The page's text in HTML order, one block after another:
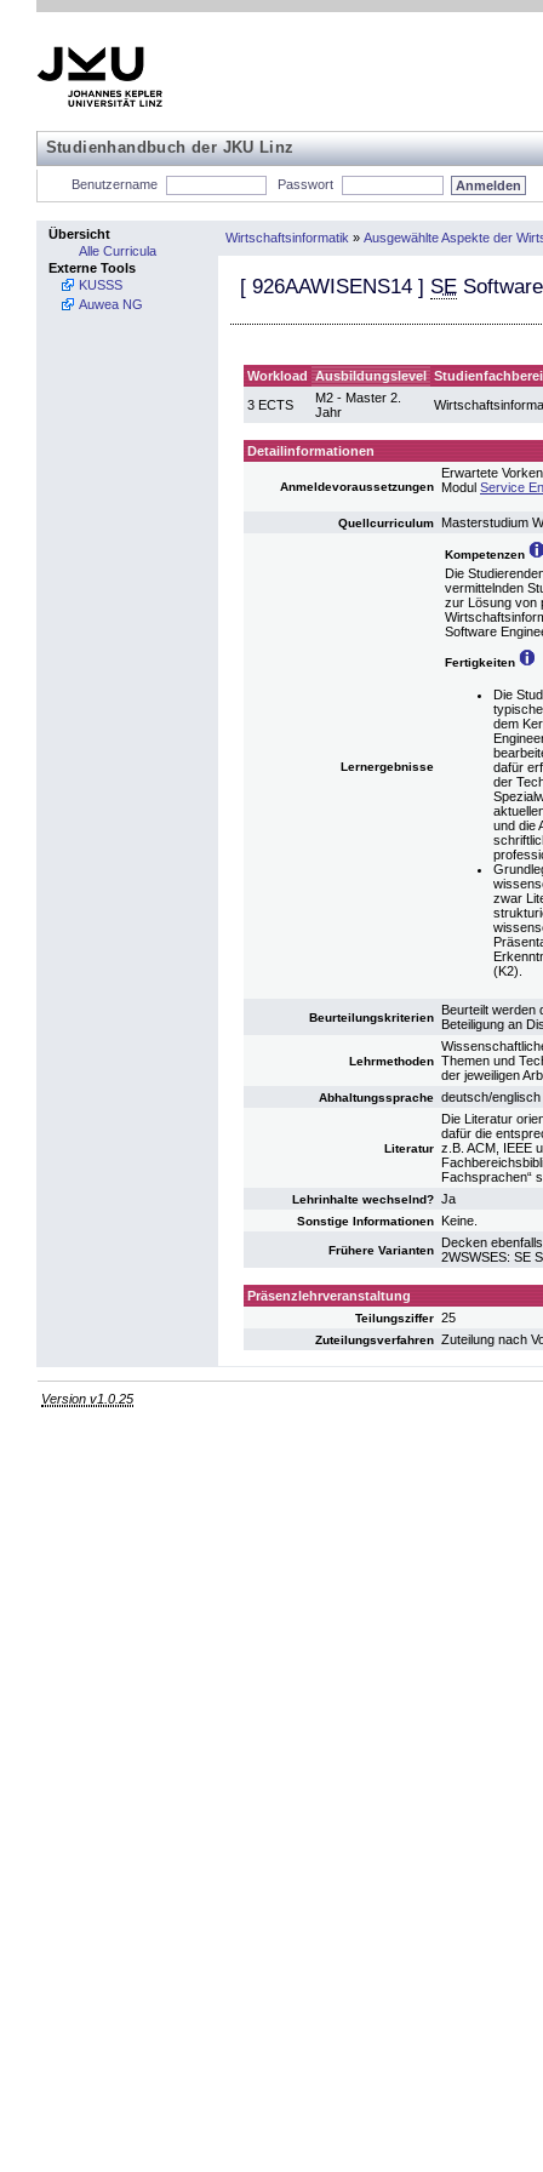
Studienhandbuch der JKU Linz
Benutzername Passwort
Übersicht
Alle Curricula
Externe Tools
KUSSS
Auwea NG
Wirtschaftsinformatik » Ausgewählte Aspekte der
[ 926AAWISENS14 ] SE
Workload Ausbildungslevel
3 ECTS
M2 - Master 2.
Jahr
Detailinformationen
Anmeldevoraussetzungen
Erwartete
Modul Service
Quellcurriculum Masterstudium
Lernergebnisse
Kompetenzen
Die
vermittelnden
zur Lösung von
Software
Fertigkeiten
Die
dem
dafür
der
und die
zwar
(K2).
Beurteilungskriterien
Beurteilt werden
Beteiligung an
Lehrmethoden Themen und
der jeweiligen
Abhaltungssprache deutsch/englisch
Literatur
Die Literatur
dafür die
z.B. ACM, IEEE
Fachsprachen“
Lehrinhalte wechselnd? Ja
Sonstige Informationen Keine.
Frühere Varianten
Decken
2WSWSES: SE
Präsenzlehrveranstaltung
Teilungsziffer 25
Zuteilungsverfahren Zuteilung nach
Version v1.0.25